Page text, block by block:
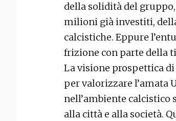
della solidità del
milioni già investiti,
calcistiche. Eppure
frizione con parte della
La visione prospettica
per valorizzare l’amata
nell’ambiente calcistico
alla città e alla società.